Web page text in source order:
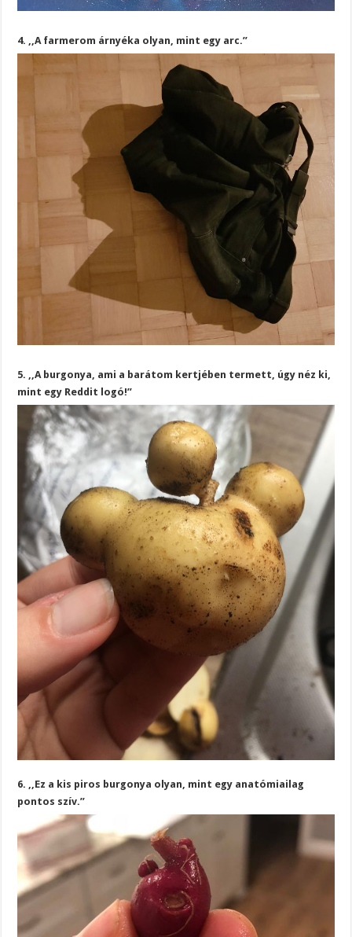
4. ,,A farmerom árnyéka olyan, mint egy arc.”
5. ,,A burgonya, ami a barátom kertjében termett, úgy néz ki,
mint egy Reddit logó!”
6. ,,Ez a kis piros burgonya olyan, mint egy anatómiailag
pontos szív.”